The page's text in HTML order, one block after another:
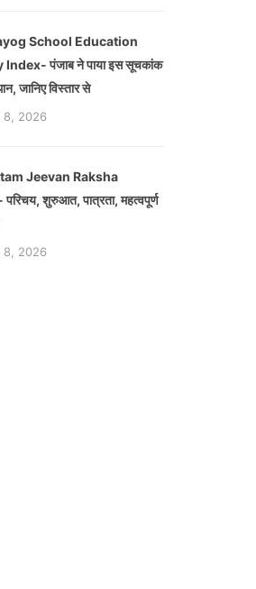
School Education
पंजाब ने पाया इस सूचकांक
जानिए विस्तार से
8, 2026
Jeevan Raksha
शुरुआत, पात्रता, महत्वपूर्ण
8, 2026